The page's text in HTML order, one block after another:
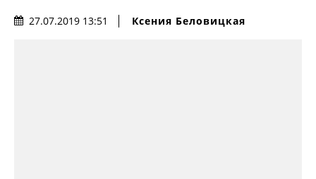
27.07.2019 13:51 Ксения Беловицкая